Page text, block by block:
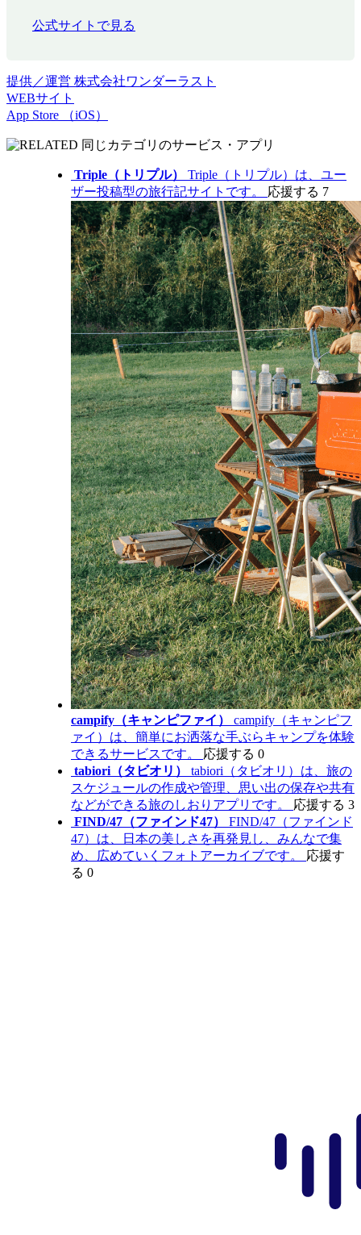
公式サイトで見る
提供／運営 株式会社ワンダーラスト
WEBサイト
App Store （iOS）
同じカテゴリのサービス・アプリ
Triple（トリプル）
Triple（トリプル）は、ユー
ザー投稿型の旅行記サイトです。
応援する 7
campify（キャンピファイ）
campify（キャンピフ
ァイ）は、簡単にお洒落な手ぶらキャンプを体験
できるサービスです。
応援する 0
tabiori（タビオリ）
tabiori（タビオリ）は、旅の
スケジュールの作成や管理、思い出の保存や共有
などができる旅のしおりアプリです。
応援する 3
FIND/47（ファインド47）
FIND/47（ファインド
47）は、日本の美しさを再発見し、みんなで集
め、広めていくフォトアーカイブです。
応援す
る 0